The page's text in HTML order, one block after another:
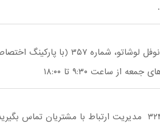
۳۵۷ (با پارکینگ اختصاصی)